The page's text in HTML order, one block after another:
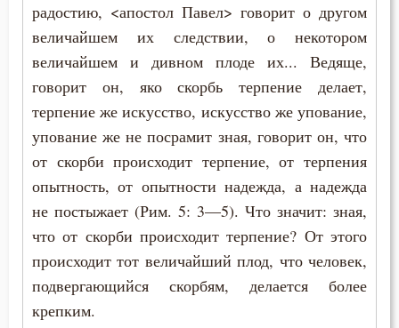
Ненависть
Нерадение
Нечувствие
Обида
Обличение
Одежда
Оскорбление
радостию, <апостол Павел> говорит о другом
величайшем их следствии, о некотором
величайшем и дивном плоде их... Ведяще,
говорит он, яко скорбь терпение делает,
терпение же искусство, искусство же упование,
упование же не посрамит зная, говорит он, что
от скорби происходит терпение, от терпения
опытность, от опытности надежда, а надежда
не постыжает (Рим. 5: 3—5). Что значит: зная,
что от скорби происходит терпение? От этого
происходит тот величайший плод, что человек,
подвергающийся скорбям, делается более
крепким.